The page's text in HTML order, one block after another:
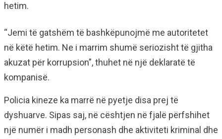
hetim.
“Jemi të gatshëm të bashkëpunojmë me autoritetet
në këtë hetim. Ne i marrim shumë seriozisht të gjitha
akuzat për korrupsion”, thuhet në një deklaratë të
kompanisë.
Policia kineze ka marrë në pyetje disa prej të
dyshuarve. Sipas saj, në cështjen në fjalë përfshihet
një numër i madh personash dhe aktiviteti kriminal dhe